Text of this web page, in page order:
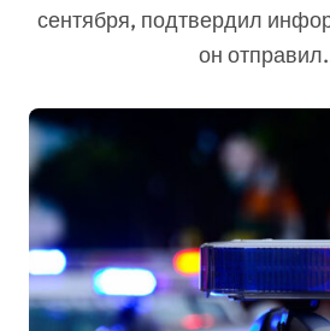
сентября, подтвердил
он